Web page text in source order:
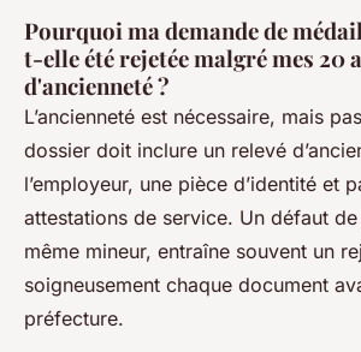
Pourquoi ma demande de
t-elle été rejetée malgré mes 20
d'ancienneté ?
L’ancienneté est nécessaire, mais
dossier doit inclure un relevé
l’employeur, une pièce d’identité et
attestations de service. Un défaut
même mineur, entraîne souvent un
soigneusement chaque document
préfecture.